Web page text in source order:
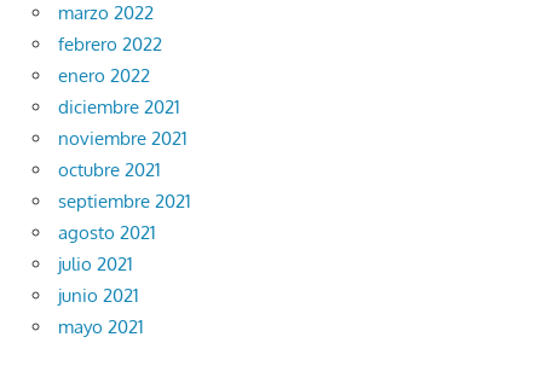
marzo 2022
febrero 2022
enero 2022
diciembre 2021
noviembre 2021
octubre 2021
septiembre 2021
agosto 2021
julio 2021
junio 2021
mayo 2021